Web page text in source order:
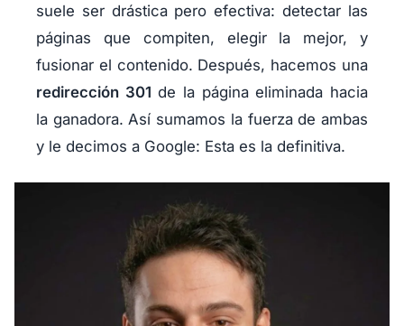
suele ser drástica pero efectiva: detectar las
páginas que compiten, elegir la mejor, y
fusionar el contenido. Después, hacemos una
redirección 301 de la página eliminada hacia
la ganadora. Así sumamos la fuerza de ambas
y le decimos a Google: Esta es la definitiva.